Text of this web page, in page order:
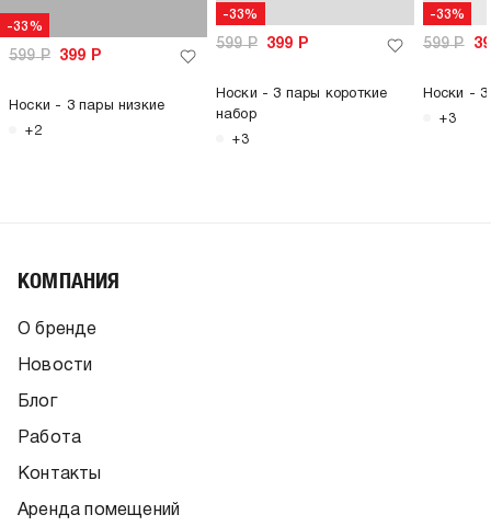
-33%
599Р 399 Р
Носки - 3 пары низкие
+2
-33%
599Р 399 Р
Носки - 3 пары короткие
набор
+3
-33%
599Р
Носки - 3
+3
КОМПАНИЯ
О бренде
Новости
Блог
Работа
Контакты
Аренда помещений